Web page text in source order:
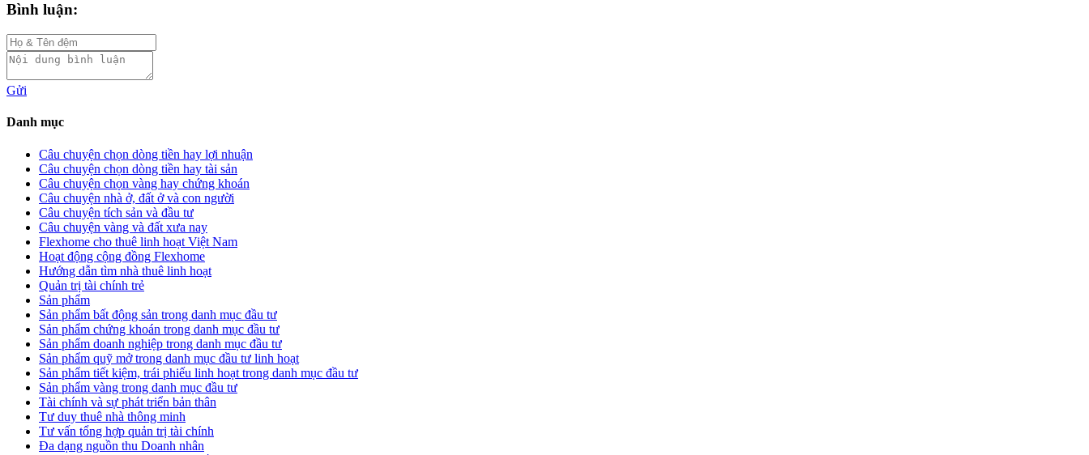
Bình luận:
Gửi
Danh mục
Câu chuyện chọn dòng tiền hay lợi nhuận
Câu chuyện chọn dòng tiền hay tài sản
Câu chuyện chọn vàng hay chứng khoán
Câu chuyện nhà ở, đất ở và con người
Câu chuyện tích sản và đầu tư
Câu chuyện vàng và đất xưa nay
Flexhome cho thuê linh hoạt Việt Nam
Hoạt động cộng đồng Flexhome
Hướng dẫn tìm nhà thuê linh hoạt
Quản trị tài chính trẻ
Sản phẩm
Sản phẩm bất động sản trong danh mục đầu tư
Sản phẩm chứng khoán trong danh mục đầu tư
Sản phẩm doanh nghiệp trong danh mục đầu tư
Sản phẩm quỹ mở trong danh mục đầu tư linh hoạt
Sản phẩm tiết kiệm, trái phiếu linh hoạt trong danh mục đầu tư
Sản phẩm vàng trong danh mục đầu tư
Tài chính và sự phát triển bản thân
Tư duy thuê nhà thông minh
Tư vấn tổng hợp quản trị tài chính
Đa dạng nguồn thu Doanh nhân